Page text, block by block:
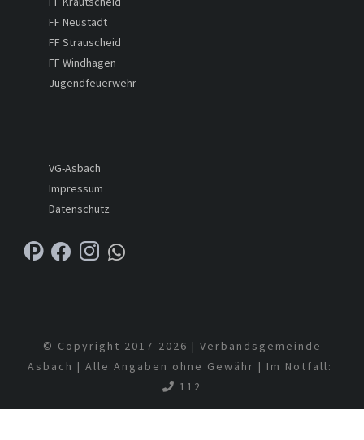
FF Neustadt
FF Strauscheid
FF Windhagen
Jugendfeuerwehr
VG-Asbach
Impressum
Datenschutz
© Copyright 2017-2026 | Verbandsgemeinde
Asbach | Alle Angaben ohne Gewähr | Im Notfall:
112